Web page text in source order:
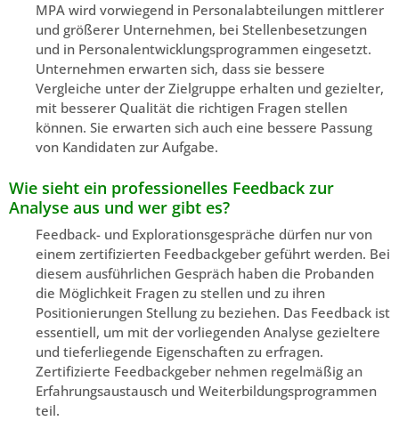
MPA wird vorwiegend in Personalabteilungen mittlerer
und größerer Unternehmen, bei Stellenbesetzungen
und in Personalentwicklungsprogrammen eingesetzt.
Unternehmen erwarten sich, dass sie bessere
Vergleiche unter der Zielgruppe erhalten und gezielter,
mit besserer Qualität die richtigen Fragen stellen
können. Sie erwarten sich auch eine bessere Passung
von Kandidaten zur Aufgabe.
Wie sieht ein professionelles Feedback zur
Analyse aus und wer gibt es?
Feedback- und Explorationsgespräche dürfen nur von
einem zertifizierten Feedbackgeber geführt werden. Bei
diesem ausführlichen Gespräch haben die Probanden
die Möglichkeit Fragen zu stellen und zu ihren
Positionierungen Stellung zu beziehen. Das Feedback ist
essentiell, um mit der vorliegenden Analyse gezieltere
und tieferliegende Eigenschaften zu erfragen.
Zertifizierte Feedbackgeber nehmen regelmäßig an
Erfahrungsaustausch und Weiterbildungsprogrammen
teil.